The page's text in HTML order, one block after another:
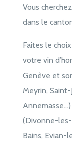
Vous
dans le
Faites le
votre vin
Genève et
Meyrin,
Annemasse…)
(Divonne-les-
Bains, Evian-